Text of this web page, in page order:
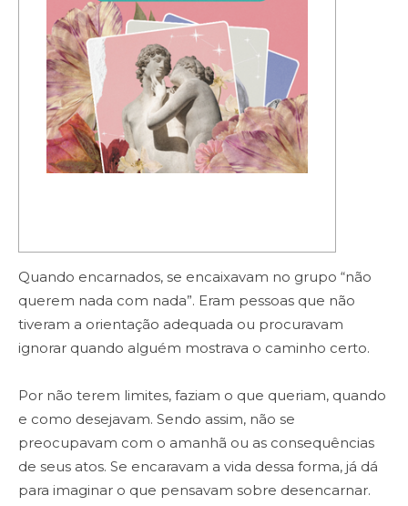
Quando encarnados, se encaixavam no grupo “não
querem nada com nada”. Eram pessoas que não
tiveram a orientação adequada ou procuravam
ignorar quando alguém mostrava o caminho certo.
Por não terem limites, faziam o que queriam, quando
e como desejavam. Sendo assim, não se
preocupavam com o amanhã ou as consequências
de seus atos. Se encaravam a vida dessa forma, já dá
para imaginar o que pensavam sobre desencarnar.